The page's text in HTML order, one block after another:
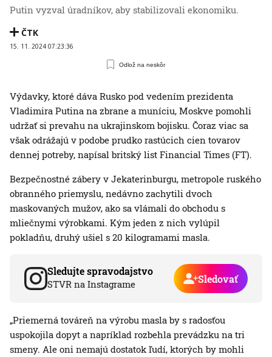
Putin vyzval úradníkov, aby stabilizovali ekonomiku.
ČTK
15. 11. 2024 07:23:36
Odlož na neskôr
Výdavky, ktoré dáva Rusko pod vedením prezidenta
Vladimira Putina na zbrane a muníciu, Moskve pomohli
udržať si prevahu na ukrajinskom bojisku. Čoraz viac sa
však odrážajú v podobe prudko rastúcich cien tovarov
dennej potreby, napísal britský list Financial Times (FT).
Bezpečnostné zábery v Jekaterinburgu, metropole ruského
obranného priemyslu, nedávno zachytili dvoch
maskovaných mužov, ako sa vlámali do obchodu s
mliečnymi výrobkami. Kým jeden z nich vylúpil
pokladňu, druhý ušiel s 20 kilogramami masla.
Sledujte spravodajstvo
STVR na Instagrame Sledovať
„Priemerná továreň na výrobu masla by s radosťou
uspokojila dopyt a napríklad rozbehla prevádzku na tri
smeny. Ale oni nemajú dostatok ľudí, ktorých by mohli